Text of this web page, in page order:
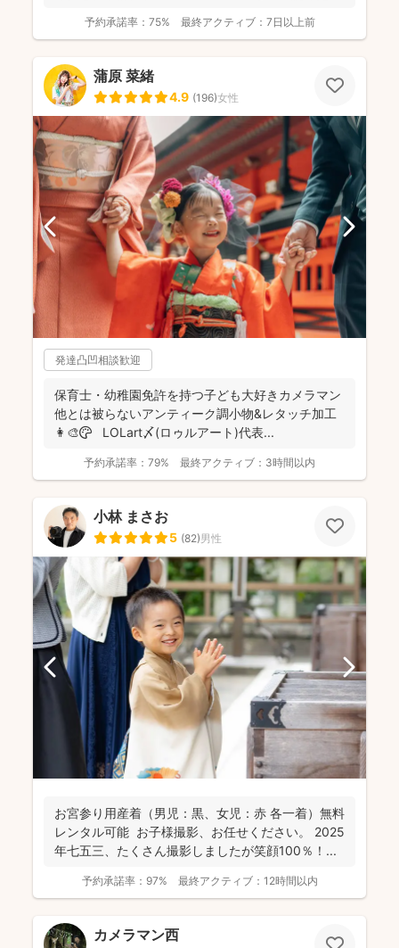
予約承諾率： 75% 最終アクティブ： 7日以上前
蒲原 菜緒
4.9 (196)女性
発達凸凹相談歓迎
保育士・幼稚園免許を持つ子ども大好きカメラマン
他とは被らないアンティーク調小物&レタッチ加工
👩‍🎨🎨 LOLart〆(ロゥルアート)代表...
予約承諾率： 79% 最終アクティブ： 3時間以内
小林 まさお
5 (82)男性
お宮参り用産着（男児：黒、女児：赤 各一着）無料
レンタル可能 お子様撮影、お任せください。 2025
年七五三、たくさん撮影しましたが笑顔100％！...
予約承諾率： 97% 最終アクティブ： 12時間以内
カメラマン西